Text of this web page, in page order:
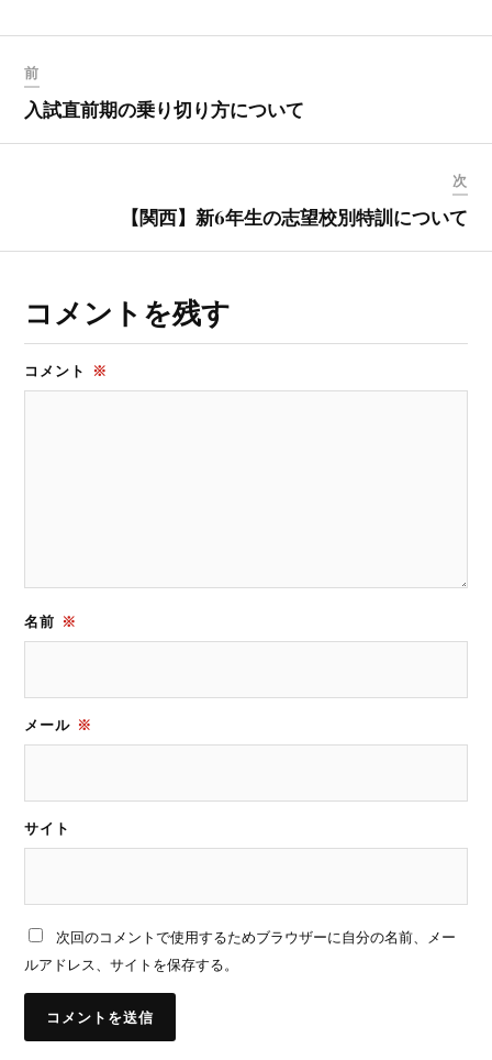
前
入試直前期の乗り切り方について
次
【関西】新6年生の志望校別特訓について
コメントを残す
コメント ※
名前 ※
メール ※
サイト
次回のコメントで使用するためブラウザーに自分の名前、メー
ルアドレス、サイトを保存する。